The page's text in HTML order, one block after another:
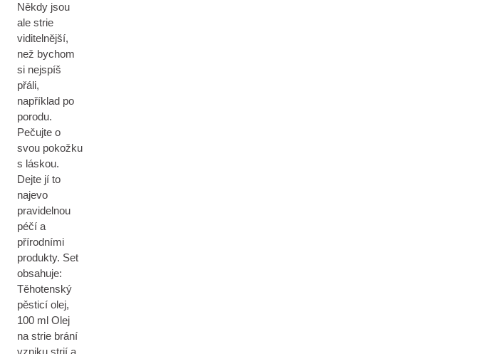
Někdy jsou
ale strie
viditelnější,
než bychom
si nejspíš
přáli,
například po
porodu.
Pečujte o
svou pokožku
s láskou.
Dejte jí to
najevo
pravidelnou
péčí a
přírodními
produkty. Set
obsahuje:
Těhotenský
pěsticí olej,
100 ml Olej
na strie brání
vzniku strií a